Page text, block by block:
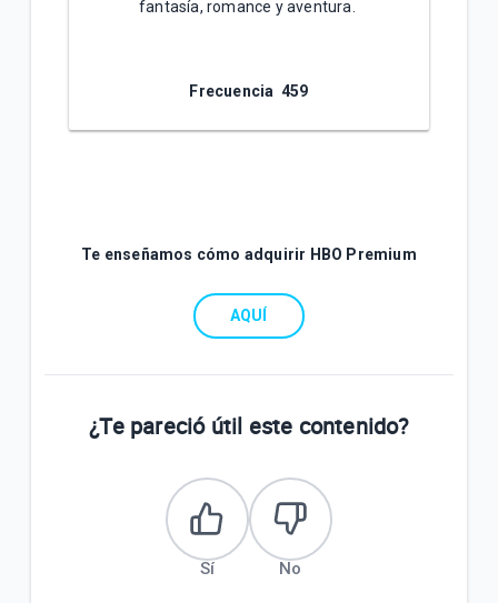
fantasía, romance y aventura.
Frecuencia 459
Te enseñamos cómo adquirir HBO Premium
AQUÍ
¿Te pareció útil este contenido?
Sí No